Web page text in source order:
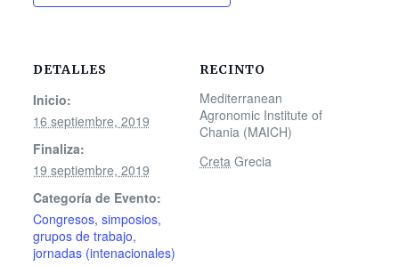
DETALLES
Inicio:
16 septiembre, 2019
Finaliza:
19 septiembre, 2019
Categoría de Evento:
Congresos, simposios,
grupos de trabajo,
jornadas (intenacionales)
RECINTO
Mediterranean
Agronomic Institute of
Chania (MAICH)
Creta Grecia